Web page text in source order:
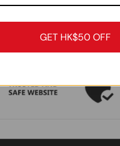
GET HK$50 OFF